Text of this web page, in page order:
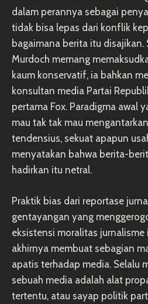
dalam perannya sebagai
tidak bisa lepas dari konflik
bagaimana berita itu disajikan.
Murdoch memang
kaum konservatif, ia bahkan
konsultan media Partai
pertama Fox. Paradigma awal
mau tak tak mau
tendensius, sekuat apapun
menyatakan bahwa berita-
hadirkan itu netral.
Praktik bias dari reportase
gentayangan yang
eksistensi moralitas jurnalisme
akhirnya membuat sebagian
apatis terhadap media. Selalu
sebuah media adalah alat
tertentu, atau sayap politik